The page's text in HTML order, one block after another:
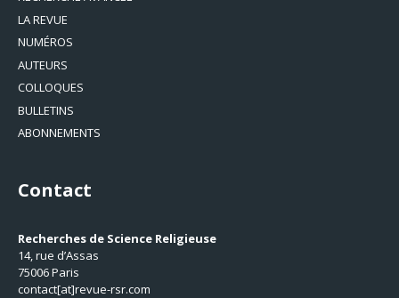
LA REVUE
NUMÉROS
AUTEURS
COLLOQUES
BULLETINS
ABONNEMENTS
Contact
Recherches de Science Religieuse
14, rue d’Assas
75006 Paris
contact[at]revue-rsr.com